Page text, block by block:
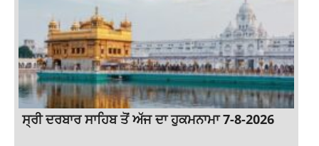
ਸ੍ਰੀ ਦਰਬਾਰ ਸਾਹਿਬ ਤੋਂ ਅੱਜ ਦਾ ਹੁਕਮਨਾਮਾ 7-8-2026